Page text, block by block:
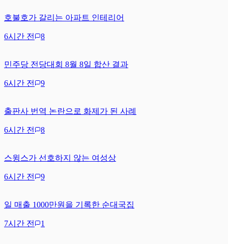
호불호가 갈리는 아파트 인테리어
6시간 전 8
민주당 전당대회 8월 8일 합산 결과
6시간 전 9
출판사 번역 논란으로 화제가 된 사례
6시간 전 8
스윙스가 선호하지 않는 여성상
6시간 전 9
일 매출 1000만원을 기록한 순대국집
7시간 전 1